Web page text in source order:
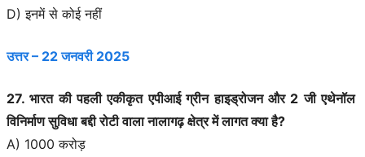
D) इनमें से कोई नहीं
उत्तर – 22 जनवरी 2025
27. भारत की पहली एकीकृत एपीआई ग्रीन हाइड्रोजन और 2 जी एथेनॉल
विनिर्माण सुविधा बद्दी रोटी वाला नालागढ़ क्षेत्र में लागत क्या है?
A) 1000 करोड़